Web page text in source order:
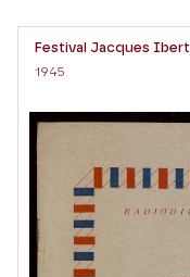
Festival Jacques Ibert
1945